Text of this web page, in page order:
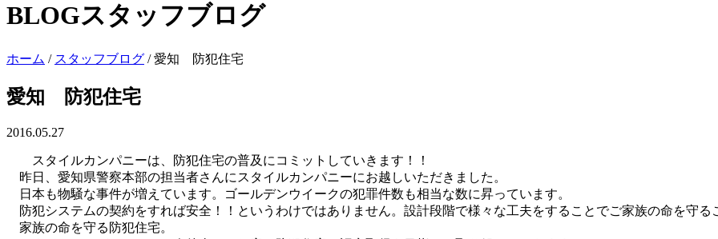
BLOGスタッフブログ
ホーム / スタッフブログ /愛知 防犯住宅
愛知 防犯住宅
2016.05.27
スタイルカンパニーは、防犯住宅の普及にコミットしていきます！！
昨日、愛知県警察本部の担当者さんにスタイルカンパニーにお越しいただきました。
日本も物騒な事件が増えています。ゴールデンウイークの犯罪件数も相当な数に昇っています。
防犯システムの契約をすれば安全！！というわけではありません。設計段階で様々な工夫をすることでご家族の命を守る
家族の命を守る防犯住宅。